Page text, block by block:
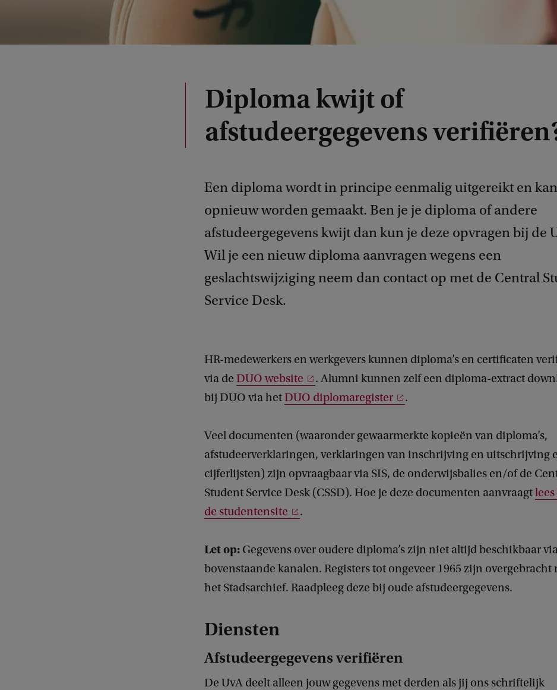
Diploma kwijt of
afstudeergegevens
Een diploma wordt in principe eenmalig uitgereikt en
opnieuw worden gemaakt. Ben je je diploma of andere
afstudeergegevens kwijt dan kun je deze opvragen bij de
Wil je een nieuw diploma aanvragen wegens een
geslachtswijziging neem dan contact op met de Central
Service Desk.
HR-medewerkers en werkgevers kunnen diploma’s en certificaten
via de DUO website
. Alumni kunnen zelf een diploma-extract
bij DUO via hetDUO diplomaregister .
Veel documenten (waaronder gewaarmerkte kopieën van diploma’s,
afstudeerverklaringen, verklaringen van inschrijving en uitschrijving
cijferlijsten) zijn opvraagbaar via SIS, de onderwijsbalies en/of de
Student Service Desk (CSSD). Hoe je deze documenten aanvraagt
de studentensite
.
Let op: Gegevens over oudere diploma’s zijn niet altijd beschikbaar
bovenstaande kanalen. Registers tot ongeveer 1965 zijn overgebracht
het Stadsarchief. Raadpleeg deze bij oude afstudeergegevens.
Diensten
Afstudeergegevens verifiëren
De UvA deelt alleen jouw gegevens met derden als jij ons schriftelijk